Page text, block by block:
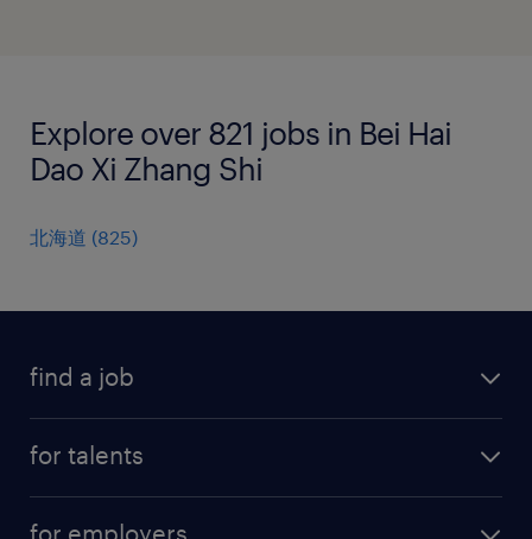
Explore over 821 jobs in Bei Hai
Dao Xi Zhang Shi
北海道 (825)
find a job
for talents
for employers